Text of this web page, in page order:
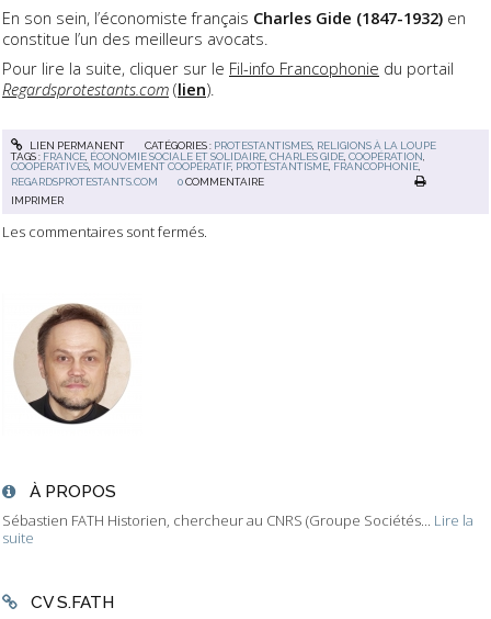
À PROPOS
Sébastien FATH Historien, chercheur au CNRS (Groupe Sociétés... Lire la
suite
CV S.FATH
En son sein, l’économiste français Charles Gide (1847-1932) en
constitue l’un des meilleurs avocats.
Pour lire la suite, cliquer sur le Fil-info Francophonie du portail
Regardsprotestants.com (lien).
LIEN PERMANENT CATÉGORIES : PROTESTANTISMES, RELIGIONS À LA LOUPE
TAGS : FRANCE ÉCONOMIE SOCIALE ET SOLIDAIRE ,CHARLES GIDE ,COOPÉRATION
COOPÉRATIVES MOUVEMENT COOPÉRATIF, PROTESTANTISME FRANCOPHONIE
REGARDSPROTESTANTS.COM
0 COMMENTAIRE
IMPRIMER
Les commentaires sont fermés.